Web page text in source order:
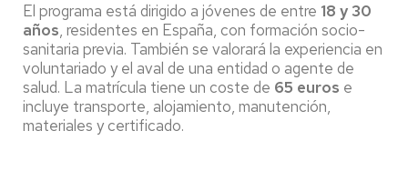
El programa está dirigido a jóvenes de entre 18 y 30
años, residentes en España, con formación socio-
sanitaria previa. También se valorará la experiencia en
voluntariado y el aval de una entidad o agente de
salud. La matrícula tiene un coste de 65 euros e
incluye transporte, alojamiento, manutención,
materiales y certificado.